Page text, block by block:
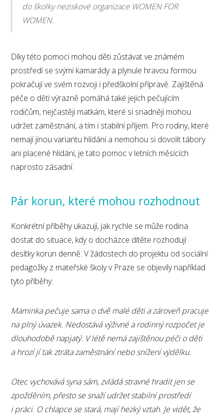
do školky neziskové organizace WOMEN FOR
WOMEN.
Díky této pomoci mohou děti zůstávat ve známém
prostředí se svými kamarády a plynule hravou formou
pokračují ve svém rozvoji i předškolní přípravě. Zajištěná
péče o děti výrazně pomáhá také jejich pečujícím
rodičům, nejčastěji matkám, které si snadněji mohou
udržet zaměstnání, a tím i stabilní příjem. Pro rodiny, které
nemají jinou variantu hlídání a nemohou si dovolit tábory
ani placené hlídání, je tato pomoc v letních měsících
naprosto zásadní.
Pár korun, které mohou rozhodnout
Konkrétní příběhy ukazují, jak rychle se může rodina
dostat do situace, kdy o docházce dítěte rozhodují
desítky korun denně. V žádostech do projektu od sociální
pedagožky z mateřské školy v Praze se objevily například
tyto příběhy:
Maminka pečuje sama o dvě malé děti a zároveň pracuje
na plný úvazek. Nedostává výživné a rodinný rozpočet je
dlouhodobě napjatý. V létě nemá zajištěnou péči o děti
a hrozí jí tak ztráta zaměstnání nebo snížení výdělku.
Otec vychovává syna sám, zvládá stravné hradit jen se
zpožděním, přesto se snaží udržet stabilní prostředí
i práci. O chlapce se stará, mají hezký vztah. Je vidět, že